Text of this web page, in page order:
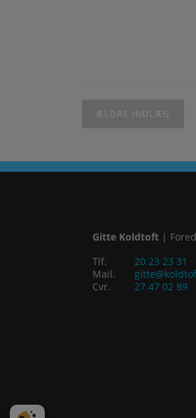
ÆLDRE INDLÆG
Gitte Koldtoft |
Tlf.
20 23 23 31
Mail.
Cvr.
27 47 02 89